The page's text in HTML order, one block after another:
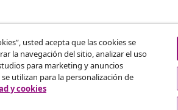
usted acepta que las cookies se
la navegación del sitio, analizar el uso
para marketing y anuncios
utilizan para la personalización de
y cookies